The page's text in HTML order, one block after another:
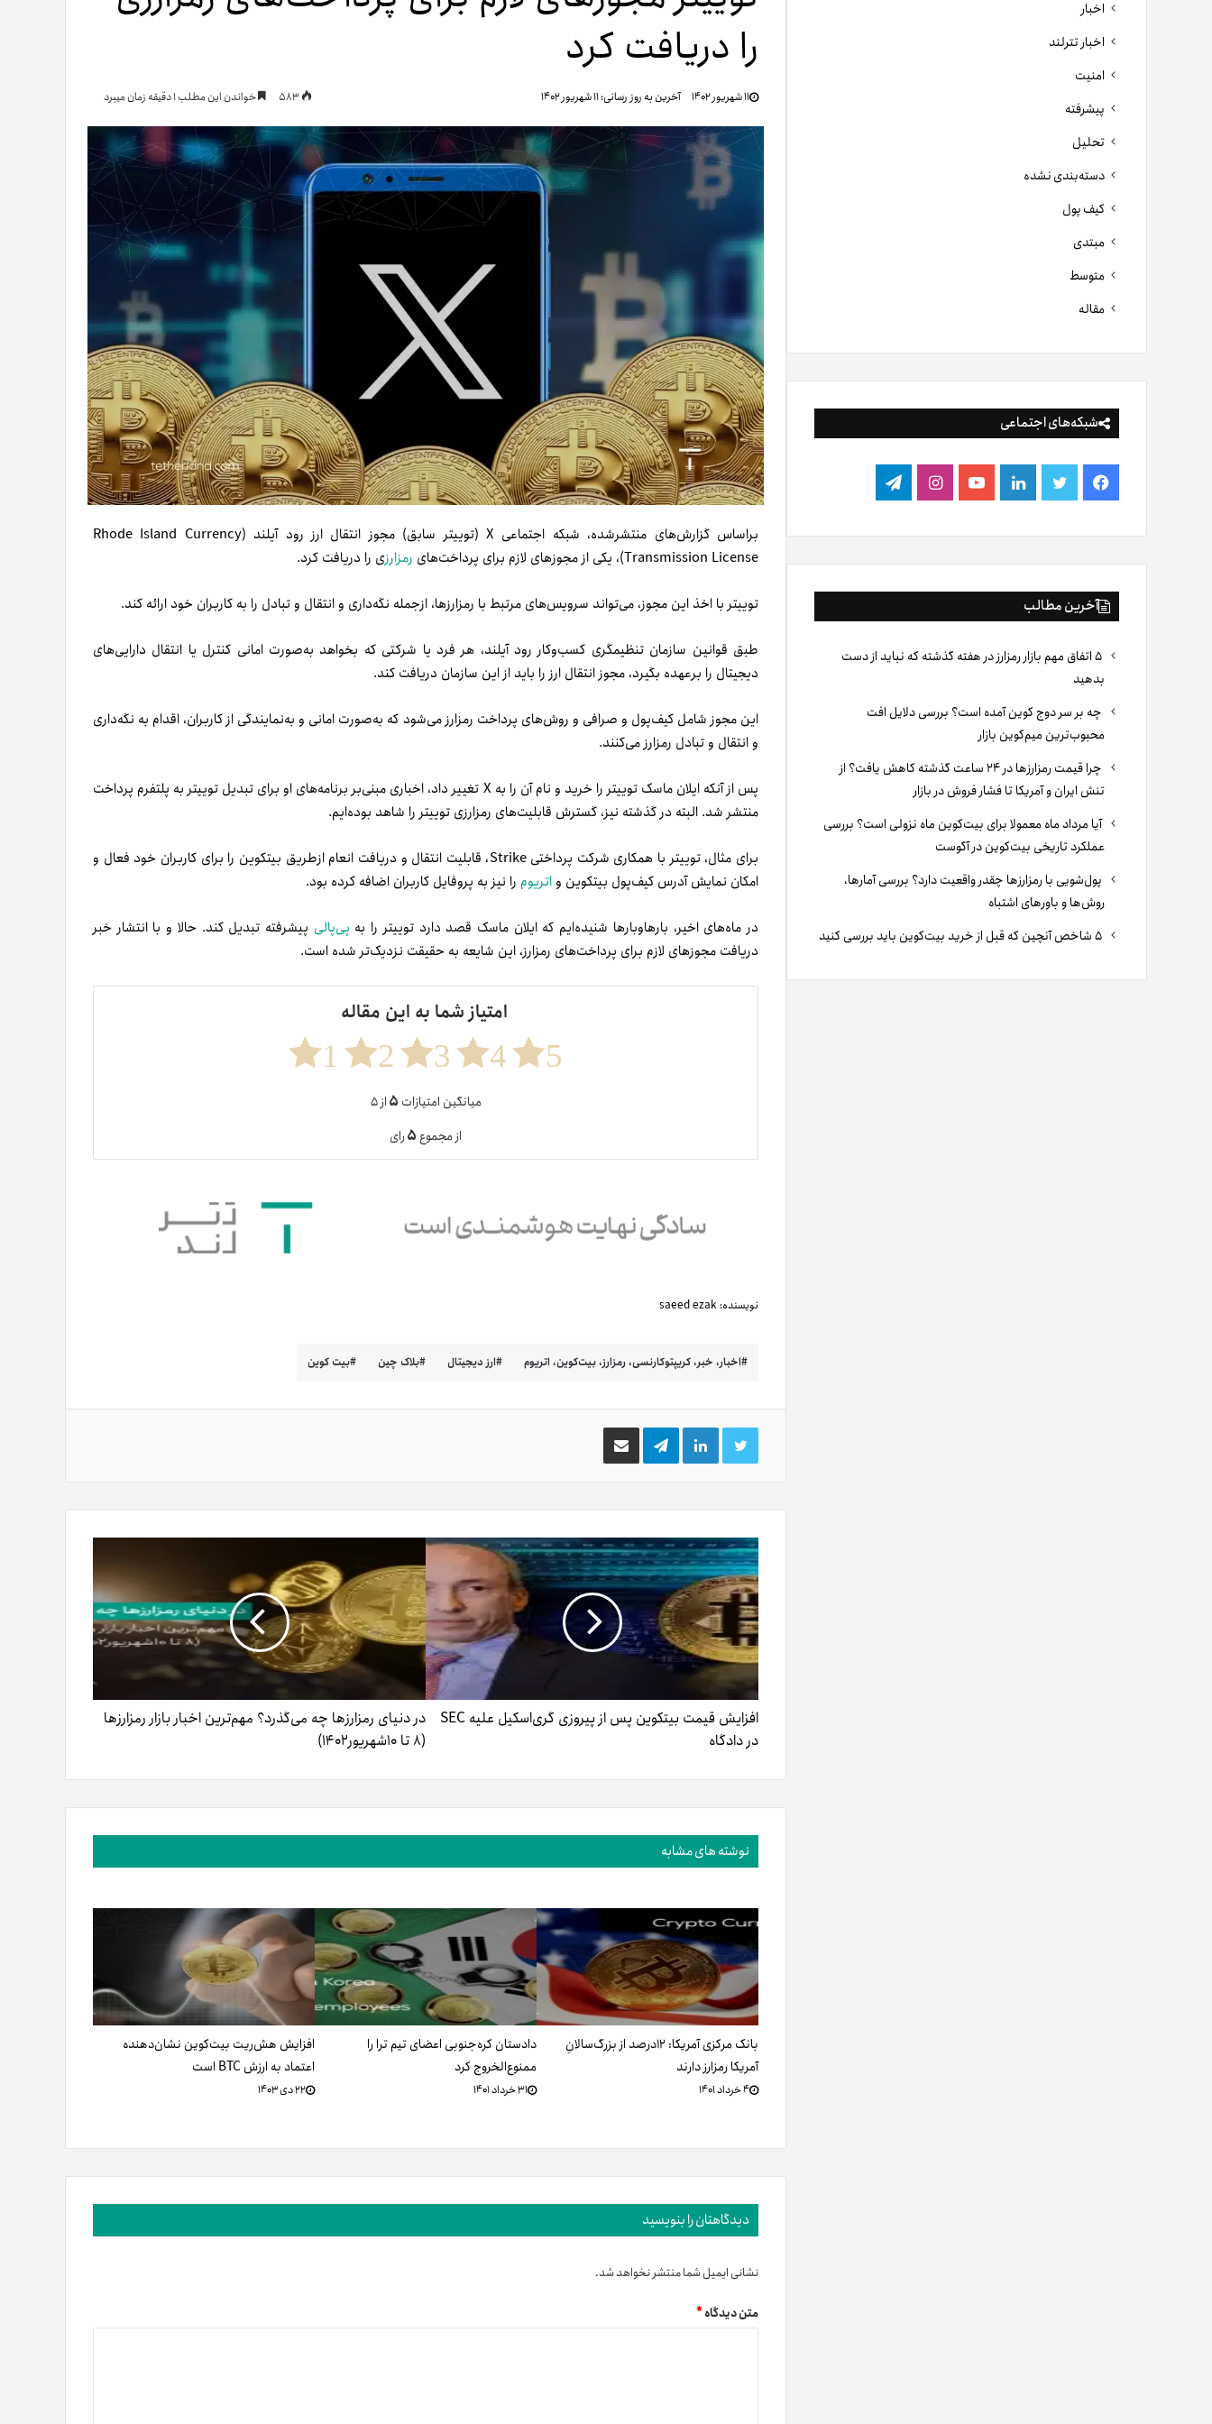
اخبار
اخبار تترلند
امنیت
پیشرفته
تحلیل
دسته‌بندی نشده
کیف پول
مبتدی
متوسط
مقاله
شبکه‌های اجتماعی
فیس
بوک
توییتر لینکدینیوتیوباینستاگرام
تلگرام
آخرین مطالب
۵ اتفاق مهم بازار رمزارز در هفته گذشته که نباید از دست
بدهید
چه بر سر دوج کوین آمده است؟ بررسی دلایل افت
محبوب‌ترین میم‌کوین بازار
چرا قیمت رمزارزها در ۲۴ ساعت گذشته کاهش یافت؟ از
تنش ایران و آمریکا تا فشار فروش در بازار
آیا مرداد ماه معمولا برای بیت‌کوین ماه نزولی است؟ بررسی
عملکرد تاریخی بیت‌کوین در آگوست
پول‌شویی با رمزارزها چقدر واقعیت دارد؟ بررسی آمارها،
روش‌ها و باورهای اشتباه
را دریافت کرد
۱۱ شهریور ۱۴۰۲ آخرین به روز رسانی:۱۱ شهریور ۱۴۰۲ خواندن این مطلب 1 دقیقه زمان میبرد
براساس گزارش‌های منتشر‌شده، شبکه اجتماعی X (توییتر سابق) مجوز انتقال ارز رود آیلند (Rhode Island Currency
Transmission License)، یکی از مجوزهای لازم برای پرداخت‌های
رمزارزی را دریافت کرد.
توییتر با اخذ این مجوز، می‌تواند سرویس‌های مرتبط با رمزارزها، از‌جمله نگه‌داری و انتقال و تبادل را به کاربران خود ارائه کند.
طبق قوانین سازمان تنظیمگری کسب‌وکار رود آیلند، هر فرد یا شرکتی که بخواهد به‌صورت امانی کنترل یا انتقال دارایی‌های
دیجیتال را برعهده بگیرد، مجوز انتقال ارز را باید از این سازمان دریافت کند.
این مجوز شامل کیف‌پول و صرافی و روش‌های پرداخت رمزارز می‌شود که به‌صورت امانی و به‌نمایندگی از کاربران، اقدام به نگه‌داری
و انتقال و تبادل رمزارز می‌کنند.
پس از آنکه ایلان ماسک توییتر را خرید و نام آن را به X تغییر داد، اخباری مبنی‌بر برنامه‌های او برای تبدیل توییتر به پلتفرم پرداخت
منتشر شد. البته در گذشته نیز، گسترش قابلیت‌های رمزارزی توییتر را شاهد بوده‌ایم.
برای مثال، توییتر با همکاری شرکت پرداختی Strike، قابلیت انتقال و دریافت انعام از‌طریق بیتکوین را برای کاربران خود فعال و
امکان نمایش آدرس کیف‌پول بیتکوین و اتریوم را نیز به پروفایل کاربران اضافه کرده بود.
در ماه‌های اخیر، بارهاوبارها شنیده‌ایم که ایلان ماسک قصد دارد توییتر را به پی‌پالی پیشرفته تبدیل کند. حالا و با انتشار خبر
دریافت مجوزهای لازم برای پرداخت‌های رمزارز، این شایعه به حقیقت نزدیک‌تر شده است.
امتیاز شما به این مقاله
5
4
3
2
1
میانگین امتیازات ۵از ۵
از مجموع۵رای
نویسنده: saeed ezak
اخبار، خبر، کریپتوکارنسی، رمزارز، بیت‌کوین، اتریوم ارز دیجیتال بلاک چین بیت کوین
توییتر لینکدینتلگرام اشتراک
گذاری
ایمیل
افزایش قیمت بیتکوین پس از پیروزی گری‌اسکیل علیه SEC
در دادگاه
در دنیای رمزارزها چه می‌گذرد؟ مهم‌ترین اخبار بازار رمزارزها
(۸ تا ۱۰شهریور۱۴۰۲)
نوشته های مشابه
بانک مرکزی آمریکا: ۱۲درصد از بزرگ‌سالانِ
آمریکا رمزارز دارند
۴ خرداد ۱۴۰۱
دادستان کره‌جنوبی اعضای تیم ترا را
ممنوع‌الخروج کرد
۳۱ خرداد ۱۴۰۱
افزایش هش‌ریت بیت‌کوین نشان‌دهنده
اعتماد به ارزش BTC است
۲۲ دی ۱۴۰۳
دیدگاهتان را بنویسید
نشانی ایمیل شما منتشر نخواهد شد.
متن دیدگاه*